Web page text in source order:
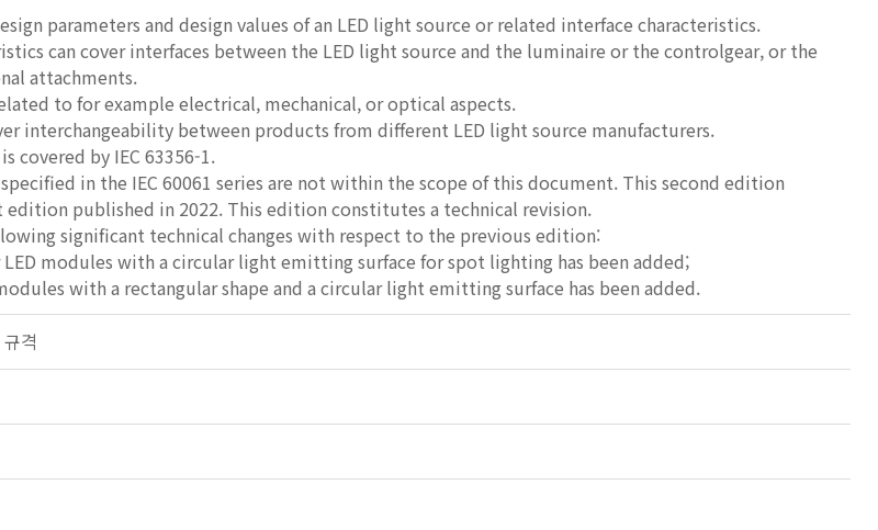
parameters and design values of an LED light source or related interface characteristics.
can cover interfaces between the LED light source and the luminaire or the controlgear, or the
attachments.
to for example electrical, mechanical, or optical aspects.
interchangeability between products from different LED light source manufacturers.
covered by IEC 63356-1.
in the IEC 60061 series are not within the scope of this document. This second edition
edition published in 2022. This edition constitutes a technical revision.
significant technical changes with respect to the previous edition:
LED modules with a circular light emitting surface for spot lighting has been added;
with a rectangular shape and a circular light emitting surface has been added.
격